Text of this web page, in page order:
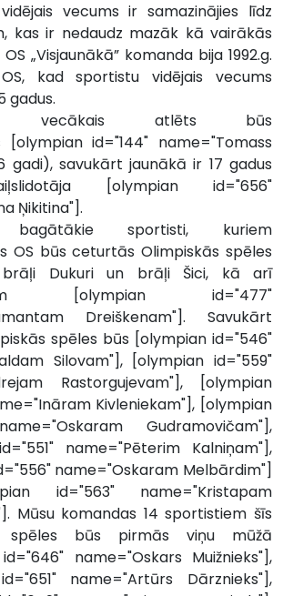
vecums ir samazinājies līdz
kas ir nedaudz mazāk kā vairākās
„Visjaunākā” komanda bija 1992.g.
kad sportistu vidējais vecums
gadus.
vecākais atlēts būs
[olympian id="144" name="Tomass
gadi), savukārt jaunākā ir 17 gadus
[olympian id="656"
Ņikitina"].
bagātākie sportisti, kuriem
OS būs ceturtās Olimpiskās spēles
Dukuri un brāļi Šici, kā arī
[olympian id="477"
Dreiškenam"]. Savukārt
spēles būs [olympian id="546"
Silovam"], [olympian id="559"
Rastorgujevam"], [olympian
Kivleniekam"], [olympian
Gudramovičam"],
name="Pēterim Kalniņam"],
name="Oskaram Melbārdim"]
id="563" name="Kristapam
Mūsu komandas 14 sportistiem šīs
spēles būs pirmās viņu mūžā
name="Oskars Muižnieks"],
name="Artūrs Dārznieks"],